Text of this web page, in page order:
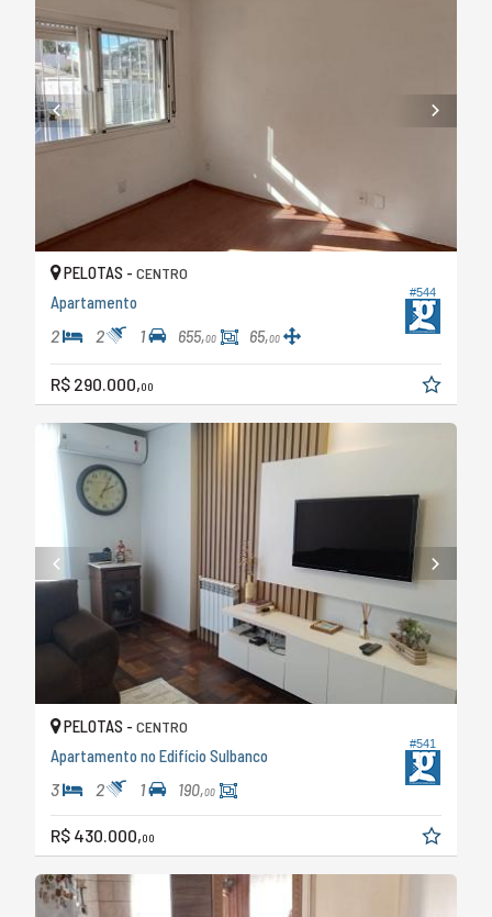
#544
PELOTAS - CENTRO
Apartamento
2 2 1 655,00 65,00
R$ 290.000,00
#541
PELOTAS - CENTRO
Apartamento no Edifício Sulbanco
3 2 1 190,00
R$ 430.000,00